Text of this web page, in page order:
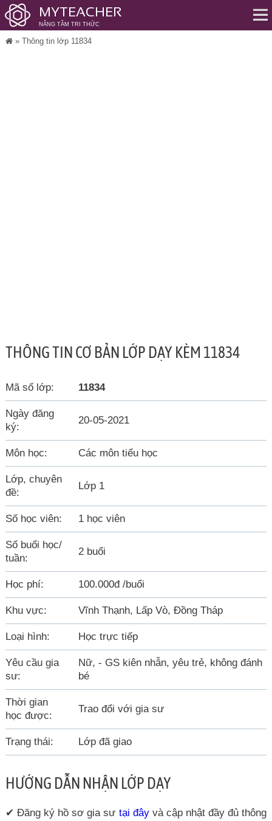
MYTEACHER
NÂNG TẦM TRI THỨC
» Thông tin lớp 11834
THÔNG TIN CƠ BẢN LỚP DẠY KÈM 11834
Mã số lớp: 11834
Ngày đăng
ký:
20-05-2021
Môn học: Các môn tiểu học
Lớp, chuyên
đề:
Lớp 1
Số học viên: 1 học viên
Số buổi học/
tuần:
2 buổi
Học phí: 100.000đ /buổi
Khu vực: Vĩnh Thạnh, Lấp Vò, Đồng Tháp
Loại hình: Học trực tiếp
Yêu cầu gia
sư:
Nữ, - GS kiên nhẫn, yêu trẻ, không đánh
bé
Thời gian
học được:
Trao đổi với gia sư
Trạng thái: Lớp đã giao
HƯỚNG DẪN NHẬN LỚP DẠY
✔ Đăng ký hồ sơ gia sư tại đâyvà cập nhật đầy đủ thông